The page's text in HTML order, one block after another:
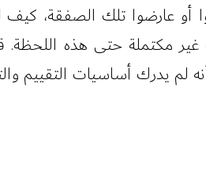
أو عارضوا تلك الصفقة،
مكتملة حتى هذه
لم يدرك أساسيات التقييم